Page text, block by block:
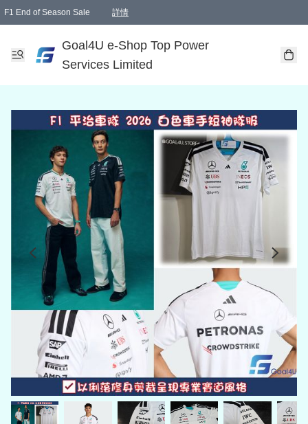
F1 End of Season Sale 詳情
Goal4U e-Shop Top Power
Services Limited